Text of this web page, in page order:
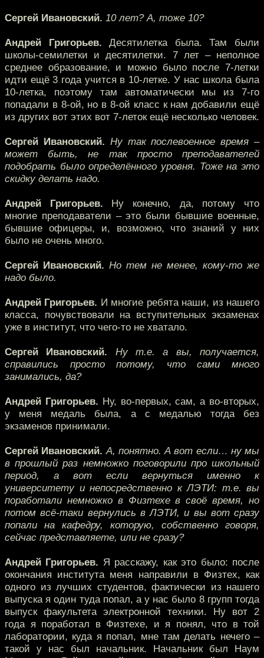
Сергей Ивановский. 10 лет? А, тоже 10?
Андрей Григорьев. Десятилетка была. Там были
школы-семилетки и десятилетки. 7 лет – неполное
среднее образование, и можно было после 7-летки
идти ещё 3 года учится в 10-летке. У нас школа была
10-летка, поэтому там автоматически мы из 7-го
попадали в 8-ой, но в 8-ой класс к нам добавили ещё
из других вот этих вот 7-леток ещё несколько человек.
Сергей Ивановский. Ну так послевоенное время –
может быть, не так просто преподавателей
подобрать было определённого уровня. Тоже на это
скидку делать надо.
Андрей Григорьев. Ну конечно, да, потому что
многие преподаватели – это были бывшие военные,
бывшие офицеры, и, возможно, что знаний у них
было не очень много.
Сергей Ивановский. Но тем не менее, кому-то же
надо было.
Андрей Григорьев. И многие ребята наши, из нашего
класса, почувствовали на вступительных экзаменах
уже в институт, что чего-то не хватало.
Сергей Ивановский. Ну т.е. а вы, получается,
справились просто потому, что сами много
занимались, да?
Андрей Григорьев. Ну, во-первых, сам, а во-вторых,
у меня медаль была, а с медалью тогда без
экзаменов принимали.
Сергей Ивановский. А, понятно. А вот если… ну мы
в прошлый раз немножко поговорили про школьный
период, а вот если вернуться именно к
университету и непосредственно к ЛЭТИ: т.е. вы
поработали немножко в Физтехе в своё время, но
потом всё-таки вернулись в ЛЭТИ, и вы вот сразу
попали на кафедру, которую, собственно говоря,
сейчас представляете, или не сразу?
Андрей Григорьев. Я расскажу, как это было: после
окончания института меня направили в Физтех, как
одного из лучших студентов, фактически из нашего
выпуска я один туда попал, а у нас было 8 групп тогда
выпуск факультета электронной техники. Ну вот 2
года я поработал в Физтехе, и я понял, что в той
лаборатории, куда я попал, мне там делать нечего –
такой у нас был начальник. Начальник был Наум